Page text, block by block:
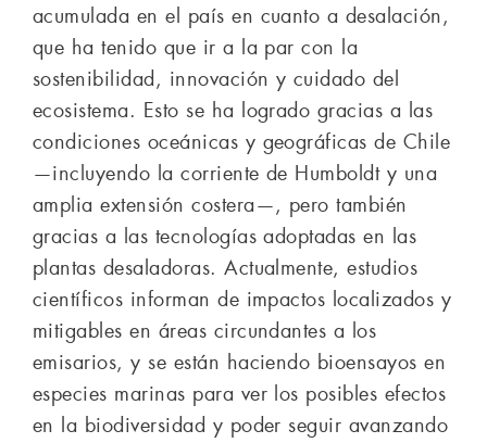
acumulada en el país en cuanto a desalación,
que ha tenido que ir a la par con la
sostenibilidad, innovación y cuidado del
ecosistema. Esto se ha logrado gracias a las
condiciones oceánicas y geográficas de Chile
—incluyendo la corriente de Humboldt y una
amplia extensión costera—, pero también
gracias a las tecnologías adoptadas en las
plantas desaladoras. Actualmente, estudios
científicos informan de impactos localizados y
mitigables en áreas circundantes a los
emisarios, y se están haciendo bioensayos en
especies marinas para ver los posibles efectos
en la biodiversidad y poder seguir avanzando